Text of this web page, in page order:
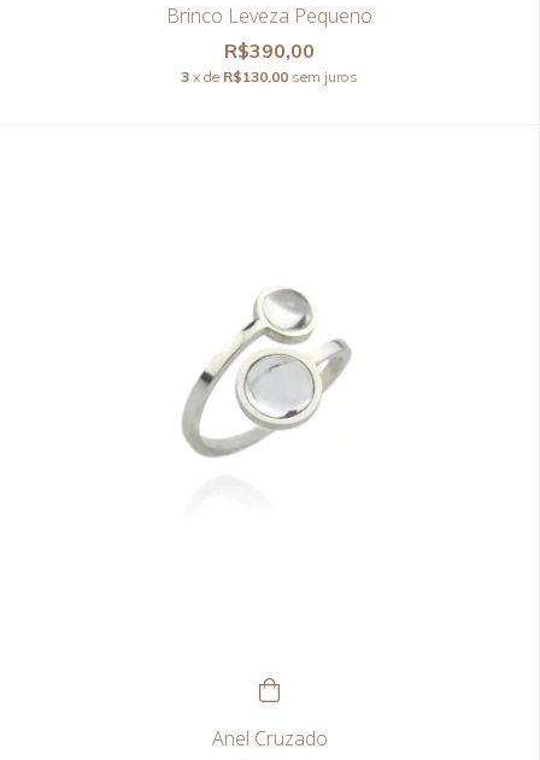
Brinco Leveza Pequeno
R$390,00
3 x de R$130,00 sem juros
Anel Cruzado